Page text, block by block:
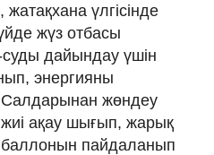
үлгісінде
жүз отбасы
дайындау үшін
энергияны
жөндеу
жиі ақау шығып, жарық
баллонын пайдаланып